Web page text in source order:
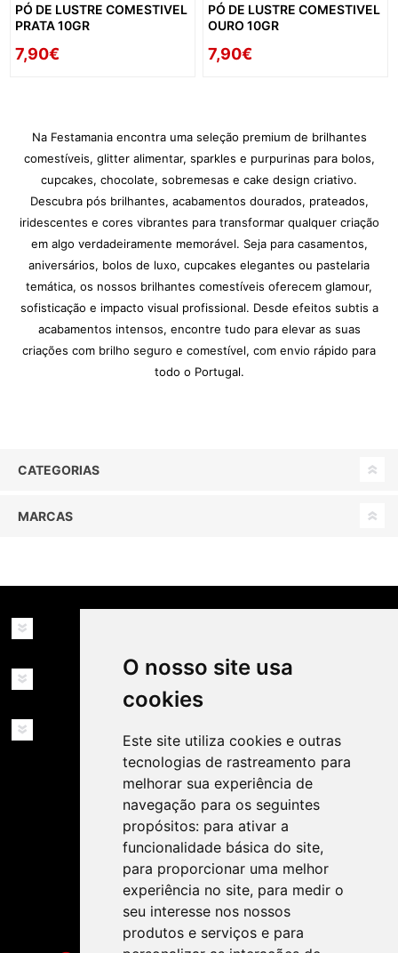
O nosso site usa
cookies
Este site utiliza cookies e outras
tecnologias de rastreamento para
melhorar sua experiência de
navegação para os seguintes
propósitos: para ativar a
funcionalidade básica do site,
para proporcionar uma melhor
experiência no site, para medir o
seu interesse nos nossos
produtos e serviços e para
PÓ DE LUSTRE COMESTIVEL
PRATA 10GR
7,90€
PÓ DE LUSTRE COMESTIVEL
OURO 10GR
7,90€
Na Festamania encontra uma seleção premium de brilhantes
comestíveis, glitter alimentar, sparkles e purpurinas para bolos,
cupcakes, chocolate, sobremesas e cake design criativo.
Descubra pós brilhantes, acabamentos dourados, prateados,
iridescentes e cores vibrantes para transformar qualquer criação
em algo verdadeiramente memorável. Seja para casamentos,
aniversários, bolos de luxo, cupcakes elegantes ou pastelaria
temática, os nossos brilhantes comestíveis oferecem glamour,
sofisticação e impacto visual profissional. Desde efeitos subtis a
acabamentos intensos, encontre tudo para elevar as suas
criações com brilho seguro e comestível, com envio rápido para
todo o Portugal.
CATEGORIAS
MARCAS
MINHA CONTA
SIGA-NOS NAS REDES SOCIAIS!